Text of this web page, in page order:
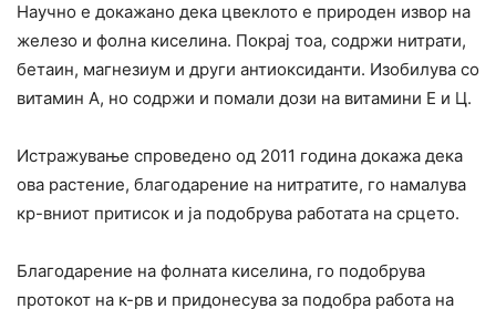
Научно е докажано дека цвеклото е природен извор на
железо и фолна киселина. Покрај тоа, содржи нитрати,
бетаин, магнезиум и други антиоксиданти. Изобилува со
витамин А, но содржи и помали дози на витамини Е и Ц.
Истражување спроведено од 2011 година докажа дека
ова растение, благодарение на нитратите, го намалува
кр-вниот притисок и ја подобрува работата на срцето.
Благодарение на фолната киселина, го подобрува
протокот на к-рв и придонесува за подобра работа на